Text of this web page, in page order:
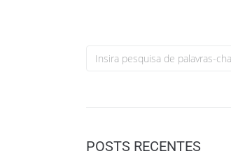
POSTS RECENTES